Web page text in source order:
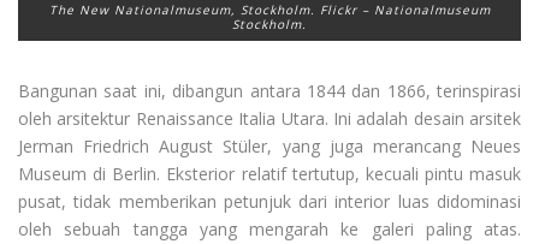
The New Nationalmuseum, Stockholm. Flickr – Nationalmuseum
Stockholm.
Bangunan saat ini, dibangun antara 1844 dan 1866, terinspirasi
oleh arsitektur Renaissance Italia Utara. Ini adalah desain arsitek
Jerman Friedrich August Stüler, yang juga merancang Neues
Museum di Berlin. Eksterior relatif tertutup, kecuali pintu masuk
pusat, tidak memberikan petunjuk dari interior luas didominasi
oleh sebuah tangga yang mengarah ke galeri paling atas.